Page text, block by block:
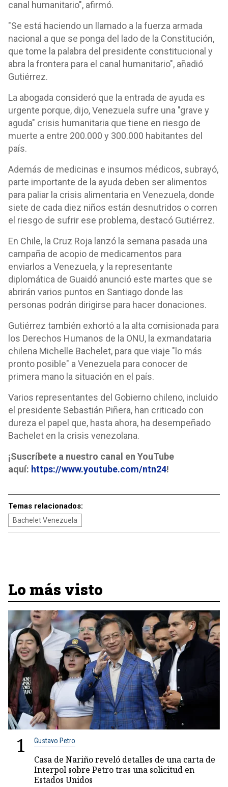
canal humanitario", afirmó.
"Se está haciendo un llamado a la fuerza armada
nacional a que se ponga del lado de la Constitución,
que tome la palabra del presidente constitucional y
abra la frontera para el canal humanitario", añadió
Gutiérrez.
La abogada consideró que la entrada de ayuda es
urgente porque, dijo, Venezuela sufre una "grave y
aguda" crisis humanitaria que tiene en riesgo de
muerte a entre 200.000 y 300.000 habitantes del
país.
Además de medicinas e insumos médicos, subrayó,
parte importante de la ayuda deben ser alimentos
para paliar la crisis alimentaria en Venezuela, donde
siete de cada diez niños están desnutridos o corren
el riesgo de sufrir ese problema, destacó Gutiérrez.
En Chile, la Cruz Roja lanzó la semana pasada una
campaña de acopio de medicamentos para
enviarlos a Venezuela, y la representante
diplomática de Guaidó anunció este martes que se
abrirán varios puntos en Santiago donde las
personas podrán dirigirse para hacer donaciones.
Gutiérrez también exhortó a la alta comisionada para
los Derechos Humanos de la ONU, la exmandataria
chilena Michelle Bachelet, para que viaje "lo más
pronto posible" a Venezuela para conocer de
primera mano la situación en el país.
Varios representantes del Gobierno chileno, incluido
el presidente Sebastián Piñera, han criticado con
dureza el papel que, hasta ahora, ha desempeñado
Bachelet en la crisis venezolana.
¡Suscríbete a nuestro canal en YouTube
aquí: https://www.youtube.com/ntn24!
Temas relacionados:
Bachelet Venezuela
Lo más visto
1 Gustavo Petro
Casa de Nariño reveló detalles de una carta de
Interpol sobre Petro tras una solicitud en
Estados Unidos